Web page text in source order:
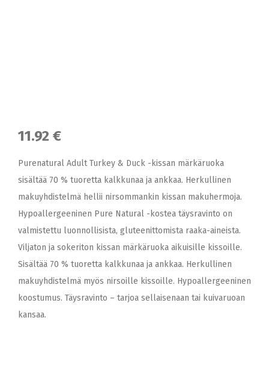
11.92 €
Purenatural Adult Turkey & Duck -kissan märkäruoka
sisältää 70 % tuoretta kalkkunaa ja ankkaa. Herkullinen
makuyhdistelmä hellii nirsommankin kissan makuhermoja.
Hypoallergeeninen Pure Natural -kostea täysravinto on
valmistettu luonnollisista, gluteenittomista raaka-aineista.
Viljaton ja sokeriton kissan märkäruoka aikuisille kissoille.
Sisältää 70 % tuoretta kalkkunaa ja ankkaa. Herkullinen
makuyhdistelmä myös nirsoille kissoille. Hypoallergeeninen
koostumus. Täysravinto – tarjoa sellaisenaan tai kuivaruoan
kansaa.